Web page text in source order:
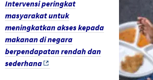
Intervensi peringkat
masyarakat untuk
meningkatkan akses kepada
makanan di negara
berpendapatan rendah dan
sederhana